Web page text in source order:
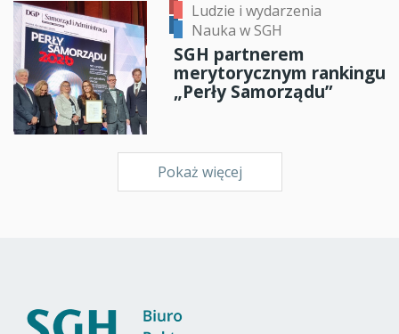
Ludzie i wydarzenia
Nauka w SGH
SGH partnerem
merytorycznym rankingu
„Perły Samorządu”
Pokaż więcej